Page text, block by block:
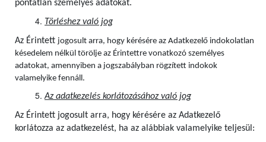
pontatlan személyes adatokat.
Törléshez való jog
Az Érintett jogosult arra, hogy kérésére az Adatkezelő indokolatlan
késedelem nélkül törölje az Érintettre vonatkozó személyes
adatokat, amennyiben a jogszabályban rögzített indokok
valamelyike fennáll.
Az adatkezelés korlátozásához való jog
Az Érintett jogosult arra, hogy kérésére az Adatkezelő
korlátozza az adatkezelést, ha az alábbiak valamelyike teljesül: